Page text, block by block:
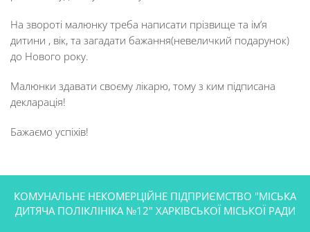
На звороті малюнку треба написати прізвище та ім’я
дитини , вік, та загадати бажання(невеличкий подарунок)
до Нового року.
Малюнки здавати своєму лікарю, тому з ким підписана
декларація!
Бажаємо успіхів!
КОМУНАЛЬНЕ НЕКОМЕРЦІЙНЕ ПІДПРИЄМСТВО "МІСЬКА
ДИТЯЧА ПОЛІКЛІНІКА №12" ХАРКІВСЬКОЇ МІСЬКОЇ РАДИ